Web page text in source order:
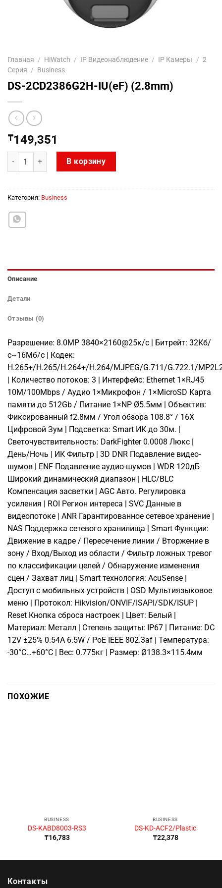
Главная / HiWatch / IP Видеонаблюдение / IP Камеры / 2
Серия / Business
DS-2CD2386G2H-IU(eF) (2.8mm)
₸149,351
Количество товара DS-2CD2386G2H-IU(eF) (2.8mm)
В корзину
Категория: Business
Описание
Детали
Отзывы (0)
Разрешение: 8.0МР 3840×2160@25к/с | Битрейт: 32Кб/
с~16Мб/с | Кодек:
H.265+/H.265/H.264+/H.264/MJPEG/G.711/G.722.1/
| Количество потоков: 3 | Интерфейс: Ethernet 1×RJ45
10M/100Mbps / Аудио 1×Микрофон / 1×MicroSD Карта
памяти до 512Gb / Питание 1×NP Ø5.5мм | Объектив:
Фиксированный f2.8мм / Угол обзора 108.8° / 16X
Цифровой Зум | Подсветка: Smart ИК до 30м. |
Светочувствительность: DarkFighter 0.0008 Люкс |
День/Ночь | ИК Фильтр | 3D DNR Подавление видео-
шумов | ENF Подавление аудио-шумов | WDR 120дБ
Широкий динамический диапазон | HLC/BLC
Компенсация засветки | AGC Авто. Регулировка
усиления | ROI Регион интереса | SVC Данные в
видеопотоке | ANR Гарантированное сетевое хранение |
NAS Поддержка сетевого хранилища | Smart Функции:
Движение в кадре / Пересечение линии / Вторжение в
зону / Вход/Выход из области / Фильтр ложных тревог
по классификации целей / Обнаружение изменения
сцен / Захват лиц | Smart технология: AcuSense |
Доступ с мобильных устройств | OSD Мультиязыковое
меню | Протокол: Hikvision/ONVIF/ISAPI/SDK/ISUP |
Reset Кнопка сброса настроек | Цвет: Белый |
Материал: Металл | Степень защиты: IP67 | Питание: DC
12V ±25% 0.54A 6.5W / PoE IEEE 802.3af | Температура:
-30°C…+60°C | Вес: 0.775кг | Размер: Ø138.3×115.4мм
ПОХОЖИЕ
BUSINESS
DS-KABD8003-RS3
₸16,783
BUSINESS
DS-KD-ACF2/Plastic
₸22,378
Контакты